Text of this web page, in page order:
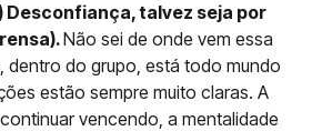
Desconfiança, talvez seja por
Não sei de onde vem essa
dentro do grupo, está todo mundo
estão sempre muito claras. A
vencendo, a mentalidade